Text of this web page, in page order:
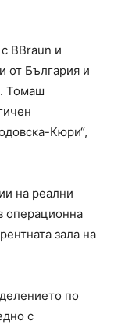
BBraun и
от България и
Томаш
Кюри“,
на реални
операционна
зала на
по
с